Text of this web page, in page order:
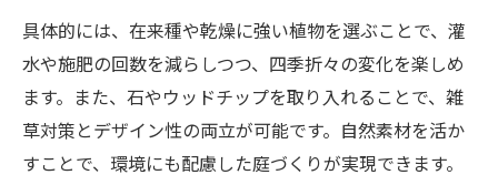
具体的には、在来種や乾燥に強い植物を選ぶことで、灌
水や施肥の回数を減らしつつ、四季折々の変化を楽しめ
ます。また、石やウッドチップを取り入れることで、雑
草対策とデザイン性の両立が可能です。自然素材を活か
すことで、環境にも配慮した庭づくりが実現できます。